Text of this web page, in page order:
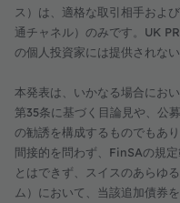
ス）は、適格な取引相手およ
通チャネル）のみです。UK
の個人投資家には提供されな
本発表は、いかなる場合にお
第35条に基づく目論見や、公
の勧誘を構成するものでもあ
間接的を問わず、FinSAの規
とはできず、スイスのあらゆ
ム）において、当該追加債券